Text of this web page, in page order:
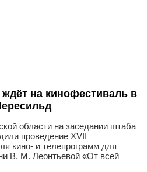
ждёт на кинофестиваль в
области на заседании штаба
проведение XVII
кино- и телепрограмм для
В. М. Леонтьевой «От всей